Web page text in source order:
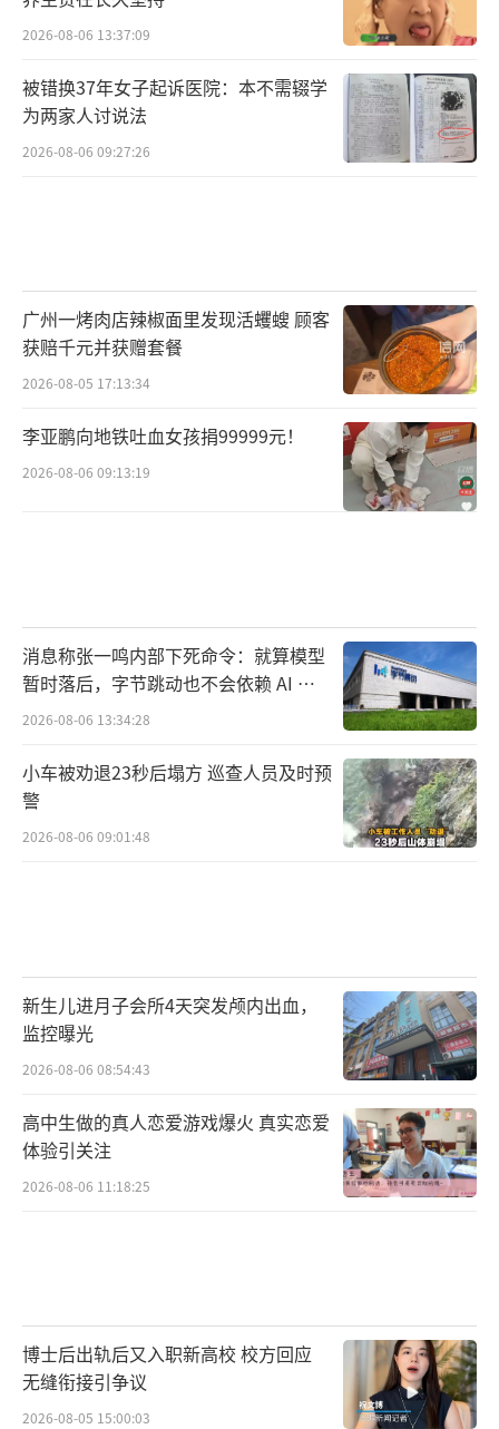
2026-08-06 13:37:09
被错换37年女子起诉医院：本不需辍学
为两家人讨说法
2026-08-06 09:27:26
广州一烤肉店辣椒面里发现活蠼螋 顾客
获赔千元并获赠套餐
2026-08-05 17:13:34
李亚鹏向地铁吐血女孩捐99999元！
2026-08-06 09:13:19
消息称张一鸣内部下死命令：就算模型
暂时落后，字节跳动也不会依赖 AI 蒸
馏技术
2026-08-06 13:34:28
小车被劝退23秒后塌方 巡查人员及时预
警
2026-08-06 09:01:48
新生儿进月子会所4天突发颅内出血，
监控曝光
2026-08-06 08:54:43
高中生做的真人恋爱游戏爆火 真实恋爱
体验引关注
2026-08-06 11:18:25
博士后出轨后又入职新高校 校方回应
无缝衔接引争议
2026-08-05 15:00:03